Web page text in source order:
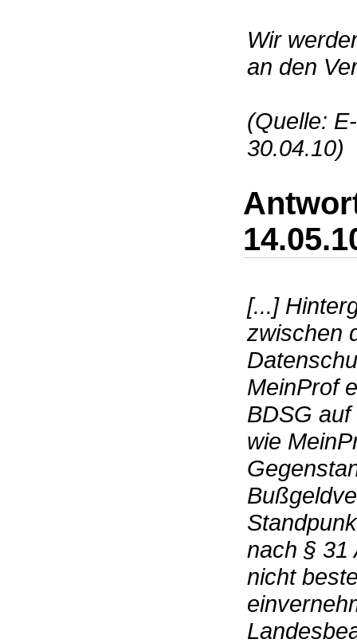
Wir
an den
(Quelle:
30.04.10)
[...]
zwischen
MeinProf
BDSG
wie
nach § 31
nicht